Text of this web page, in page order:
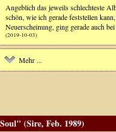
Angeblich das jeweils schlechteste
schön, wie ich gerade feststellen
Neuerscheinung, ging gerade auch
(2019-10-03)
Mehr ...
(Sire, Feb. 1989)